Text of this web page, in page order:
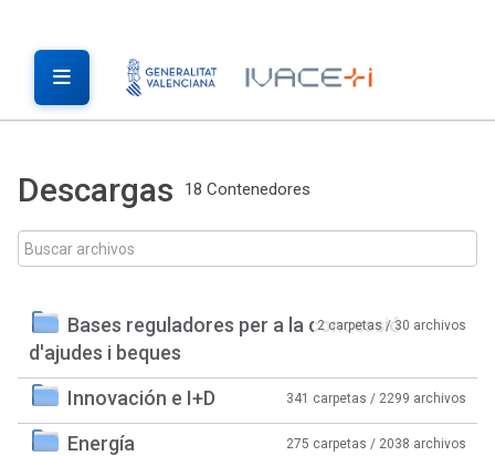
Descargas 18 Contenedores
Bases reguladores per a la concessió
d'ajudes i beques
2 carpetas / 30 archivos
Innovación e I+D 341 carpetas / 2299 archivos
Energía 275 carpetas / 2038 archivos